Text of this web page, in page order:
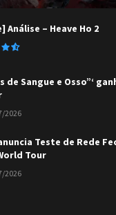
Análise – Heave Ho 2
de Sangue e Osso”‘
2026
Teste de Rede
Tour
2026